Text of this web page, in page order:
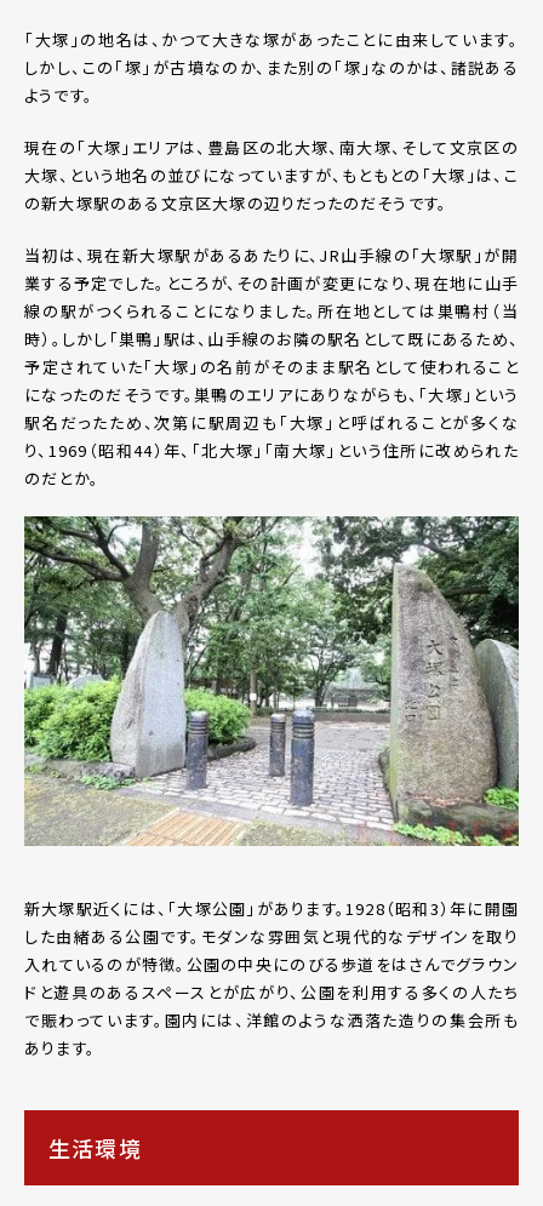
「大塚」の地名は、かつて大きな塚があったことに由来しています。
しかし、この「塚」が古墳なのか、また別の「塚」なのかは、諸説ある
ようです。
現在の「大塚」エリアは、豊島区の北大塚、南大塚、そして文京区の
大塚、という地名の並びになっていますが、もともとの「大塚」は、こ
の新大塚駅のある文京区大塚の辺りだったのだそうです。
当初は、現在新大塚駅があるあたりに、JR山手線の「大塚駅」が開
業する予定でした。ところが、その計画が変更になり、現在地に山手
線の駅がつくられることになりました。所在地としては巣鴨村（当
時）。しかし「巣鴨」駅は、山手線のお隣の駅名として既にあるため、
予定されていた「大塚」の名前がそのまま駅名として使われること
になったのだそうです。巣鴨のエリアにありながらも、「大塚」という
駅名だったため、次第に駅周辺も「大塚」と呼ばれることが多くな
り、1969（昭和44）年、「北大塚」「南大塚」という住所に改められた
のだとか。
新大塚駅近くには、「大塚公園」があります。1928（昭和3）年に開園
した由緒ある公園です。モダンな雰囲気と現代的なデザインを取り
入れているのが特徴。公園の中央にのびる歩道をはさんでグラウン
ドと遊具のあるスペースとが広がり、公園を利用する多くの人たち
で賑わっています。園内には、洋館のような洒落た造りの集会所も
あります。
生活環境